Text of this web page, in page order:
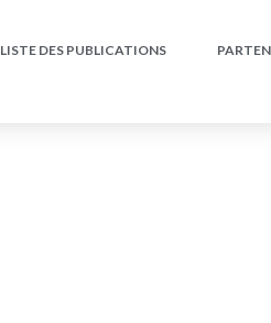
LISTE DES PUBLICATIONS